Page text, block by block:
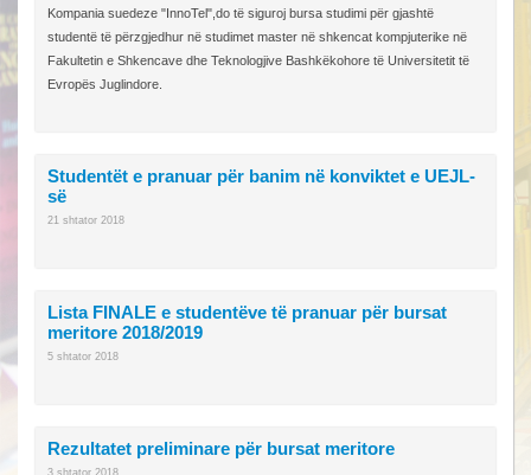
Kompania suedeze "InnoTel",do të siguroj bursa studimi për gjashtë
studentë të përzgjedhur në studimet master në shkencat kompjuterike në
Fakultetin e Shkencave dhe Teknologjive Bashkëkohore të Universitetit të
Evropës Juglindore.
Studentët e pranuar për banim në konviktet e UEJL-
së
21 shtator 2018
Lista FINALE e studentëve të pranuar për bursat
meritore 2018/2019
5 shtator 2018
Rezultatet preliminare për bursat meritore
3 shtator 2018